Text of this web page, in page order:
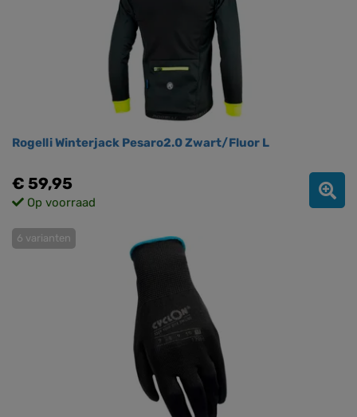
Rogelli Winterjack Pesaro2.0 Zwart/Fluor L
€ 59,95
Op voorraad
6 varianten